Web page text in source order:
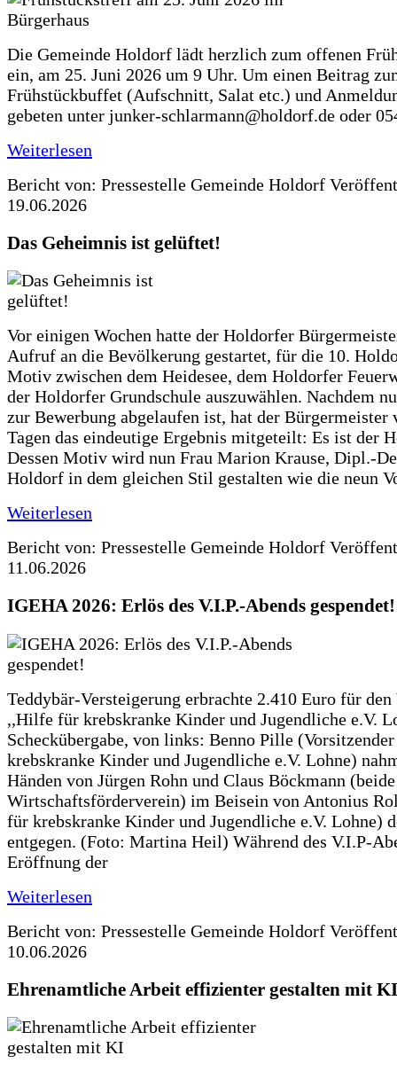
Die Gemeinde Holdorf lädt herzlich zum offenen
ein, am 25. Juni 2026 um 9 Uhr. Um einen Beitrag
Frühstückbuffet (Aufschnitt, Salat etc.) und
gebeten unter junker-schlarmann@holdorf.de oder
Weiterlesen
Bericht von: Pressestelle Gemeinde Holdorf
19.06.2026
Das Geheimnis ist gelüftet!
Vor einigen Wochen hatte der Holdorfer
Aufruf an die Bevölkerung gestartet, für die 10.
Motiv zwischen dem Heidesee, dem Holdorfer
der Holdorfer Grundschule auszuwählen. Nachdem
zur Bewerbung abgelaufen ist, hat der Bürgermeister
Tagen das eindeutige Ergebnis mitgeteilt: Es ist der
Dessen Motiv wird nun Frau Marion Krause, Dipl.-
Holdorf in dem gleichen Stil gestalten wie die neun
Weiterlesen
Bericht von: Pressestelle Gemeinde Holdorf
11.06.2026
IGEHA 2026: Erlös des V.I.P.-Abends gespendet!
Teddybär-Versteigerung erbrachte 2.410 Euro für den
,,Hilfe für krebskranke Kinder und Jugendliche e.V.
Scheckübergabe, von links: Benno Pille
krebskranke Kinder und Jugendliche e.V. Lohne)
Händen von Jürgen Rohn und Claus Böckmann
Wirtschaftsförderverein) im Beisein von Antonius
für krebskranke Kinder und Jugendliche e.V. Lohne)
entgegen. (Foto: Martina Heil) Während des V.I.P-
Eröffnung der
Weiterlesen
Bericht von: Pressestelle Gemeinde Holdorf
10.06.2026
Ehrenamtliche Arbeit effizienter gestalten mit KI